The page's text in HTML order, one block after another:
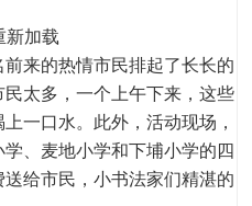
新加载
来的热情市民排起了长长的
太多，一个上午下来，这些
一口水。此外，活动现场，
、麦地小学和下埔小学的四
给市民，小书法家们精湛的